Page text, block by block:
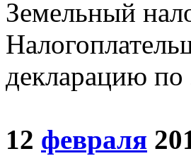
Земельный
декларацию по
12 февраля